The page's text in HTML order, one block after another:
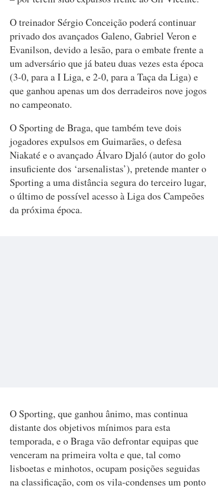
O treinador Sérgio Conceição poderá continuar
privado dos avançados Galeno, Gabriel Veron e
Evanilson, devido a lesão, para o embate frente a
um adversário que já bateu duas vezes esta época
(3-0, para a I Liga, e 2-0, para a Taça da Liga) e
que ganhou apenas um dos derradeiros nove jogos
no campeonato.
O Sporting de Braga, que também teve dois
jogadores expulsos em Guimarães, o defesa
Niakaté e o avançado Álvaro Djaló (autor do golo
insuficiente dos ‘arsenalistas’), pretende manter o
Sporting a uma distância segura do terceiro lugar,
o último de possível acesso à Liga dos Campeões
da próxima época.
O Sporting, que ganhou ânimo, mas continua
distante dos objetivos mínimos para esta
temporada, e o Braga vão defrontar equipas que
venceram na primeira volta e que, tal como
lisboetas e minhotos, ocupam posições seguidas
na classificação, com os vila-condenses um ponto